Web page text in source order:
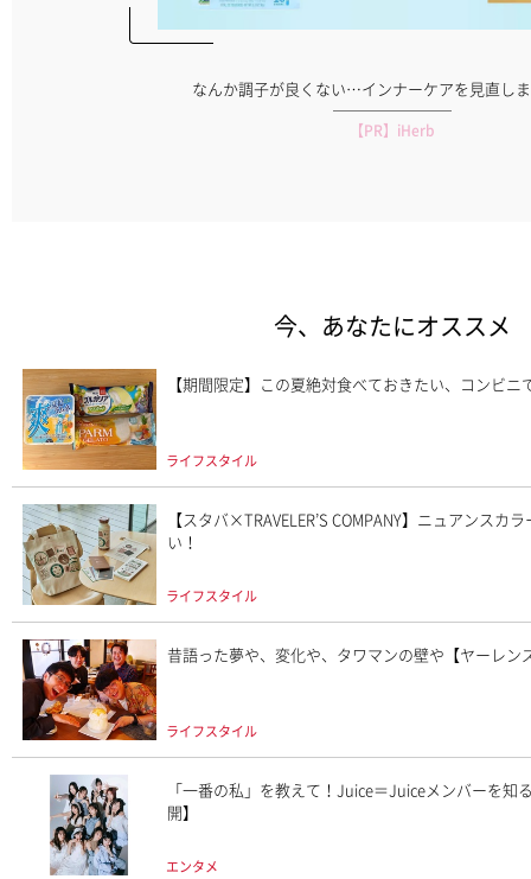
暑い夏には「潤いを呼び込むクレンジングオイル
【PR】DHC
今、あなたにオススメ
【期間限定】この夏絶対食べておきたい、コンビ
ライフスタイル
【スタバ×TRAVELER’S COMPANY】ニュアンスカ
い！
ライフスタイル
昔語った夢や、変化や、タワマンの壁や【ヤーレン
ライフスタイル
「一番の私」を教えて！Juice＝Juiceメンバーを
開】
エンタメ